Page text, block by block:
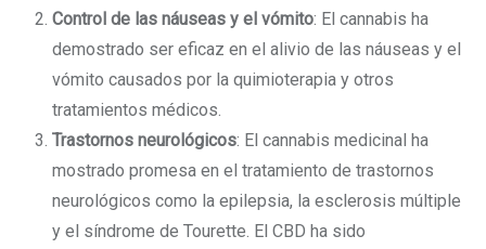
Control de las náuseas y el vómito: El cannabis ha
demostrado ser eficaz en el alivio de las náuseas y el
vómito causados por la quimioterapia y otros
tratamientos médicos.
Trastornos neurológicos: El cannabis medicinal ha
mostrado promesa en el tratamiento de trastornos
neurológicos como la epilepsia, la esclerosis múltiple
y el síndrome de Tourette. El CBD ha sido